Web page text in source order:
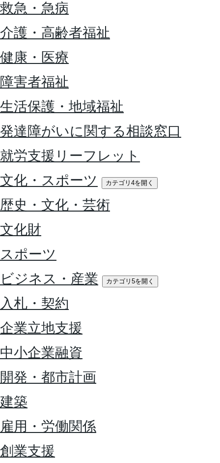
救急・急病
介護・高齢者福祉
健康・医療
障害者福祉
生活保護・地域福祉
発達障がいに関する相談窓口
就労支援リーフレット
文化・スポーツ
カテゴリ4を開く
歴史・文化・芸術
文化財
スポーツ
ビジネス・産業
カテゴリ5を開く
入札・契約
企業立地支援
中小企業融資
開発・都市計画
建築
雇用・労働関係
創業支援